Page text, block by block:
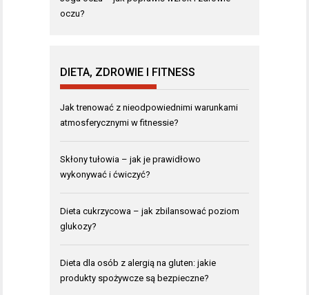
oczu?
DIETA, ZDROWIE I FITNESS
Jak trenować z nieodpowiednimi warunkami
atmosferycznymi w fitnessie?
Skłony tułowia – jak je prawidłowo
wykonywać i ćwiczyć?
Dieta cukrzycowa – jak zbilansować poziom
glukozy?
Dieta dla osób z alergią na gluten: jakie
produkty spożywcze są bezpieczne?